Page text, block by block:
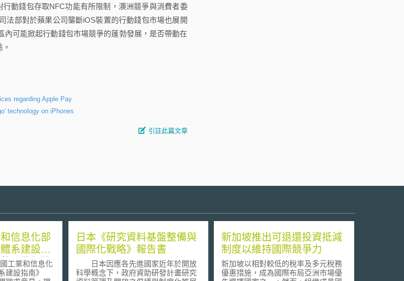
動錢包存取NFC功能有所限制，澳洲競爭與消費者委
法部對於蘋果公司壟斷iOS裝置的行動錢包市場也展開
可能掀起行動錢包市場競爭的蓬勃發展，是否帶動在
regarding Apple Pay
technology on iPhones
引註此篇文章
信息化部
系建設指
，欲加強
工業和信息化
建設指南》
日本《研究資料基盤整備與
國際化戰略》報告書
日本因應各先進國家近年於開放
科學概念下，政府資助研發計畫研究
新加坡推出可退還投資抵減
制度以維持國際競爭力
新加坡以相對較低的稅率及多元稅務
優惠措施，成為國際布局亞洲市場優